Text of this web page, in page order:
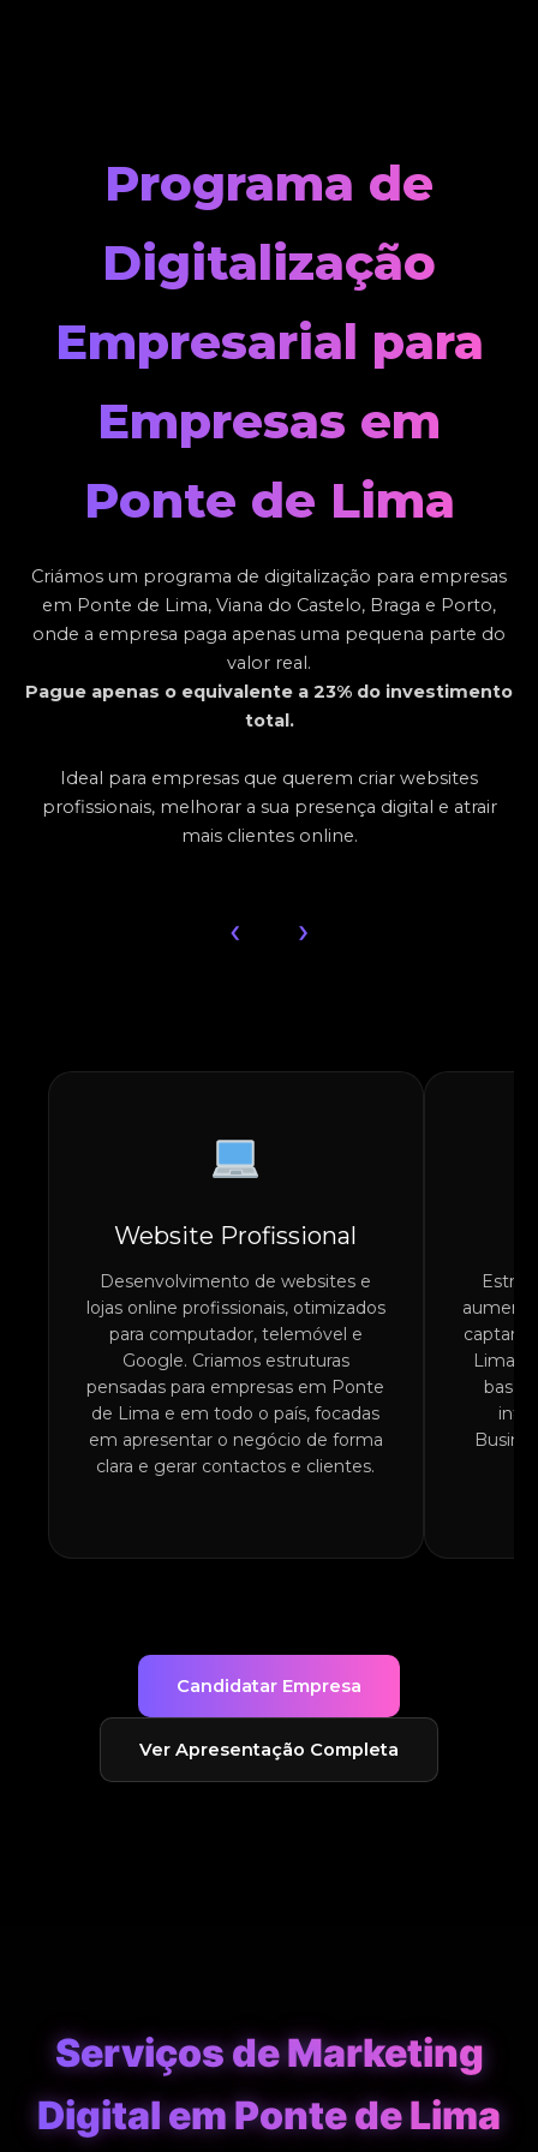
Programa de
Digitalização
Empresarial para
Empresas em
Ponte de Lima
Criámos um programa de digitalização para empresas
em Ponte de Lima, Viana do Castelo, Braga e Porto,
onde a empresa paga apenas uma pequena parte do
valor real.
Pague apenas o equivalente a 23% do investimento
total.
Ideal para empresas que querem criar websites
profissionais, melhorar a sua presença digital e atrair
mais clientes online.
‹ ›
Website Profissional
Desenvolvimento de websites e
lojas online profissionais, otimizados
para computador, telemóvel e
Google. Criamos estruturas
pensadas para empresas em Ponte
de Lima e em todo o país, focadas
em apresentar o negócio de forma
clara e gerar contactos e clientes.
captar
Lima e
base,
Candidatar Empresa
Ver Apresentação Completa
Serviços de Marketing
Digital em Ponte de Lima